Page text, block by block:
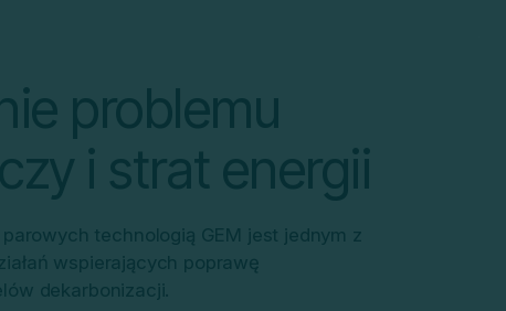
problemu
i strat energii
technologią GEM jest jednym z
wspierających poprawę
dekarbonizacji.